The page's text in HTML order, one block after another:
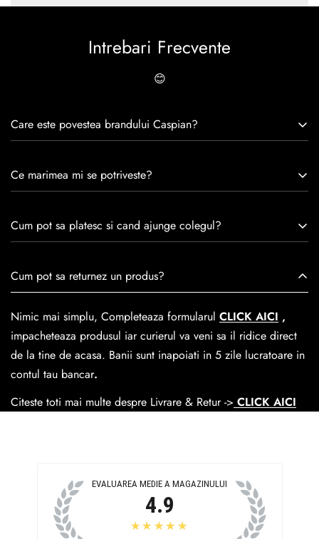
Intrebari Frecvente
😊
Care este povestea brandului Caspian?
experiență de peste 30 de ani în industria modei, Caspian se
satisfacția clienților.Fiecare pereche de încălțăminte Caspian
este creată cu mândrie de meșteri pricepuți, care aduc la
trecerea timpului.
Ce marimea mi se potriveste?
Cum pot sa platesc si cand ajunge colegul?
medie livrarea dureaza 1-2 zilelucratoare prin
Easybox-ul Emag.
Cosul de livrareeste 15 lei pentru o comanda mai mica de
390 lei si Gratuit pentru o comanda de peste 390 lei.
Cum pot sa returnez un produs?
Nimic mai simplu, Completeaza formularul CLICK AICI ,
impacheteaza produsul iar curierul va veni sa il ridice direct
de la tine de acasa. Banii sunt inapoiati in 5 zile lucratoare in
contul tau bancar.
Citeste toti mai multe despre Livrare & Retur -> CLICK AICI
EVALUAREA MEDIE A MAGAZINULUI
4.9
★★★★★